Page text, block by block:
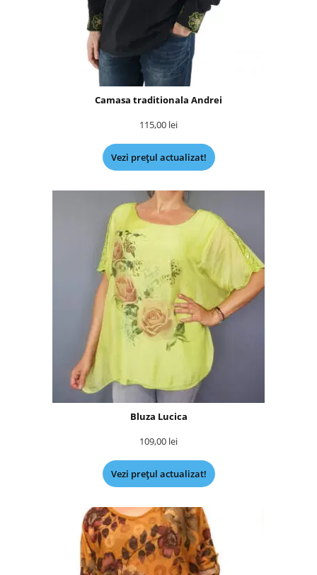
Camasa traditionala Andrei
115,00 lei
Vezi prețul actualizat!
Bluza Lucica
109,00 lei
Vezi prețul actualizat!